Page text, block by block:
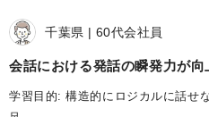
千葉県 60代会社員
会話における発話の瞬発力が向
学習目的: 構造的にロジカルに話せ